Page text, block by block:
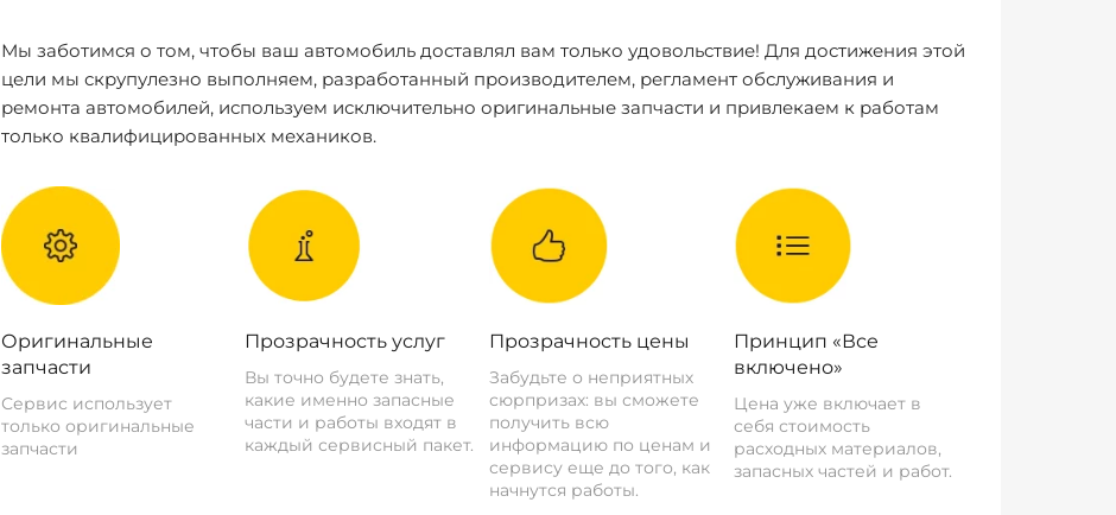
Мы заботимся о том, чтобы ваш автомобиль доставлял вам только удовольствие! Для достижения этой
цели мы скрупулезно выполняем, разработанный производителем, регламент обслуживания и
ремонта автомобилей, используем исключительно оригинальные запчасти и привлекаем к работам
только квалифицированных механиков.
Оригинальные
запчасти
Сервис использует
только оригинальные
запчасти
Прозрачность услуг
Вы точно будете знать,
какие именно запасные
части и работы входят в
каждый сервисный пакет.
Прозрачность цены
Забудьте о неприятных
сюрпризах: вы сможете
получить всю
информацию по ценам и
сервису еще до того, как
начнутся работы.
Принцип «Все
включено»
Цена уже включает в
себя стоимость
расходных материалов,
запасных частей и работ.